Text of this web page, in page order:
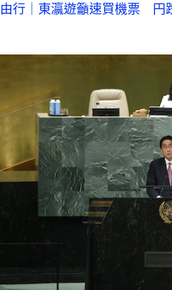
由行｜東瀛遊籲速買機票 円